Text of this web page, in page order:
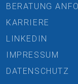
BERATUNG
KARRIERE
LINKEDIN
IMPRESSUM
DATENSCHUTZ